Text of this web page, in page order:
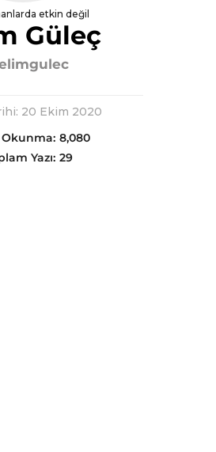
etkin değil
Güleç
20 Ekim 2020
8,080
Yazı: 29